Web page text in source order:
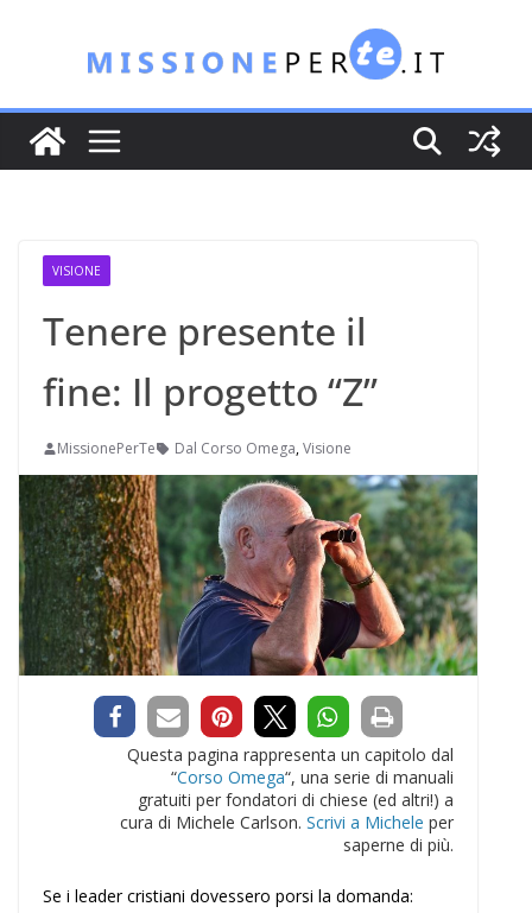
contenuto
VISIONE
Tenere presente il
fine: Il progetto “Z”
MissionePerTe Dal Corso Omega,Visione
Questa pagina rappresenta un capitolo dal
“Corso Omega“, una serie di manuali
gratuiti per fondatori di chiese (ed altri!) a
cura di Michele Carlson. Scrivi a Michele per
saperne di più.
Se i leader cristiani dovessero porsi la domanda: